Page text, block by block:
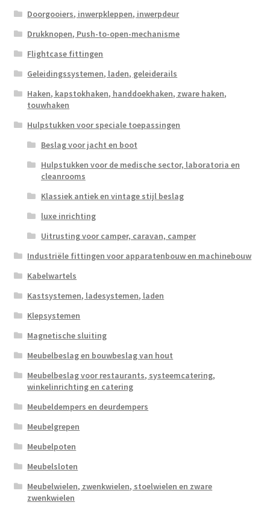
Doorgooiers, inwerpkleppen, inwerpdeur
Drukknopen, Push-to-open-mechanisme
Flightcase fittingen
Geleidingssystemen, laden, geleiderails
Haken, kapstokhaken, handdoekhaken, zware haken,
touwhaken
Hulpstukken voor speciale toepassingen
Beslag voor jacht en boot
Hulpstukken voor de medische sector, laboratoria en
cleanrooms
Klassiek antiek en vintage stijl beslag
luxe inrichting
Uitrusting voor camper, caravan, camper
Industriële fittingen voor apparatenbouw en machinebouw
Kabelwartels
Kastsystemen, ladesystemen, laden
Klepsystemen
Magnetische sluiting
Meubelbeslag en bouwbeslag van hout
Meubelbeslag voor restaurants, systeemcatering,
winkelinrichting en catering
Meubeldempers en deurdempers
Meubelgrepen
Meubelpoten
Meubelsloten
Meubelwielen, zwenkwielen, stoelwielen en zware
zwenkwielen